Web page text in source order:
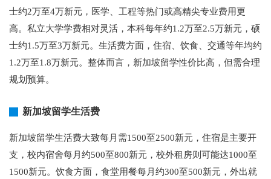
士约2万至4万新元，医学、工程等热门或高精尖专业费用更
高。私立大学学费相对灵活，本科每年约1.2万至2.5万新元，硕
士约1.5万至3万新元。生活费方面，住宿、饮食、交通等年均约
1.2万至1.8万新元。整体而言，新加坡留学性价比高，但需合理
规划预算。
新加坡留学生活费
新加坡留学生活费大致每月需1500至2500新元，住宿是主要开
支，校内宿舍每月约500至800新元，校外租房则可能达1000至
1500新元。饮食方面，食堂用餐每月约300至500新元，外出就